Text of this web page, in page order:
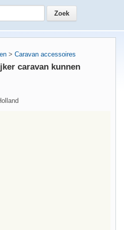
> Caravan accessoires
caravan kunnen